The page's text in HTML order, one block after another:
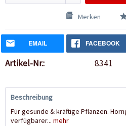
Merken
EMAIL FACEBOOK
Artikel-Nr.: 8341
Beschreibung
Für gesunde & kräftige Pflanzen.
verfügbarer... mehr